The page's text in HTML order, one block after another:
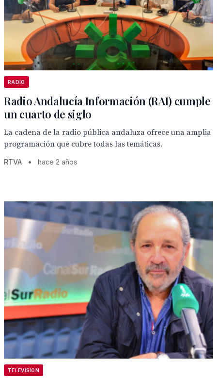
RADIO
Radio Andalucía Información (RAI) cumple
un cuarto de siglo
La cadena de la radio pública andaluza ofrece una amplia
programación que cubre todas las temáticas.
RTVA • hace 2 años
TELEVISION